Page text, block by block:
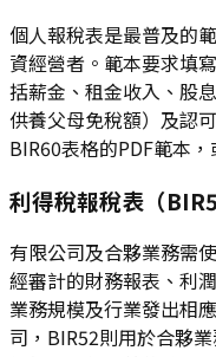
個人報稅表是最普及的
資經營者。範本要求填
括薪金、租金收入、股
供養父母免稅額）及認
BIR60表格的PDF範本
利得稅報稅表（
有限公司及合夥業務需
經審計的財務報表、利
業務規模及行業發出相
司，BIR52則用於合夥